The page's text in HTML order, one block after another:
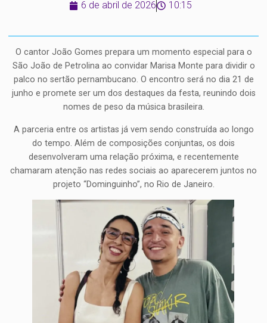
6 de abril de 2026 10:15
O cantor João Gomes prepara um momento especial para o
São João de Petrolina ao convidar Marisa Monte para dividir o
palco no sertão pernambucano. O encontro será no dia 21 de
junho e promete ser um dos destaques da festa, reunindo dois
nomes de peso da música brasileira.
A parceria entre os artistas já vem sendo construída ao longo
do tempo. Além de composições conjuntas, os dois
desenvolveram uma relação próxima, e recentemente
chamaram atenção nas redes sociais ao aparecerem juntos no
projeto “Dominguinho”, no Rio de Janeiro.